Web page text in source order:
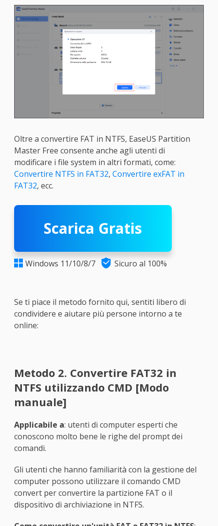
Oltre a convertire FAT in NTFS, EaseUS Partition
Master Free consente anche agli utenti di
modificare i file system in altri formati, come:
Convertire NTFS in FAT32, Convertire exFAT in
FAT32, ecc.
Scarica Gratis
 Windows 11/10/8/7  Sicuro al 100%
Se ti piace il metodo fornito qui, sentiti libero di
condividere e aiutare più persone intorno a te
online:
Metodo 2. Convertire FAT32 in
NTFS utilizzando CMD [Modo
manuale]
Applicabile a: utenti di computer esperti che
conoscono molto bene le righe del prompt dei
comandi.
Gli utenti che hanno familiarità con la gestione del
computer possono utilizzare il comando CMD
convert per convertire la partizione FAT o il
dispositivo di archiviazione in NTFS.